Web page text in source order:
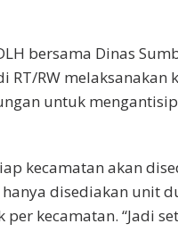
bersama Dinas
RT/RW melaksanakan
untuk
kecamatan akan
disediakan unit
kecamatan. “Jadi